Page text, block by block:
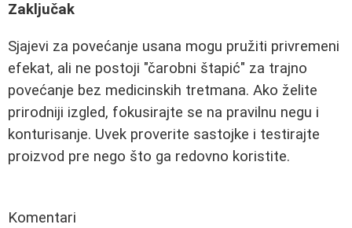
Zaključak
Sjajevi za povećanje usana mogu pružiti privremeni
efekat, ali ne postoji "čarobni štapić" za trajno
povećanje bez medicinskih tretmana. Ako želite
prirodniji izgled, fokusirajte se na pravilnu negu i
konturisanje. Uvek proverite sastojke i testirajte
proizvod pre nego što ga redovno koristite.
Komentari